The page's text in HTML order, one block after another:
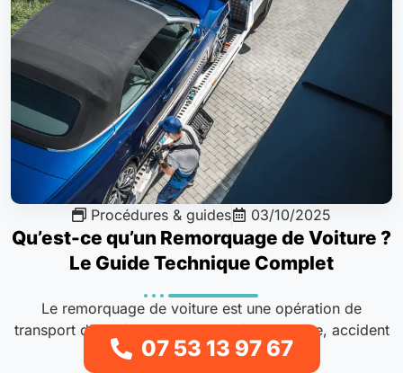
Procédures & guides 03/10/2025
Qu’est-ce qu’un Remorquage de Voiture ?
Le Guide Technique Complet
Le remorquage de voiture est une opération de
transport d’un véhicule immobilisé, par panne, accident
ou mise en fourrière, vers..
07 53 13 97 67